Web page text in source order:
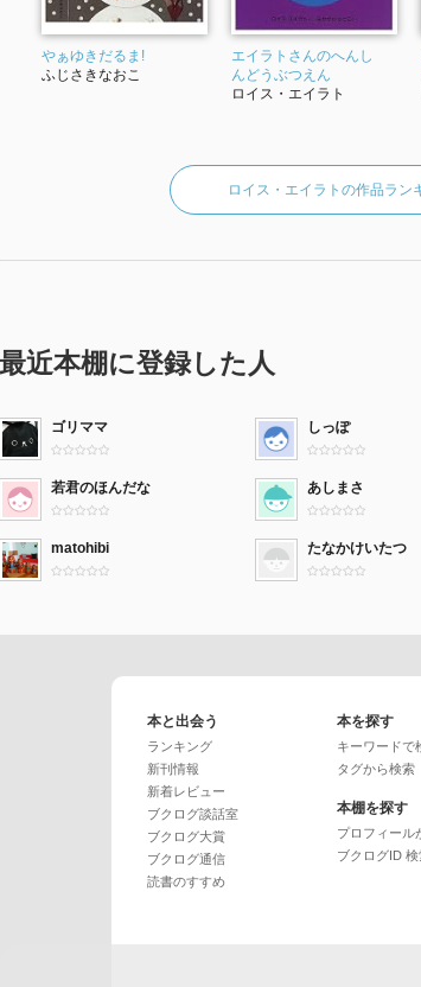
やぁゆきだるま!
ふじさきなおこ
エイラトさんのへんし
んどうぶつえん
ロイス・エイラト
ロイス・エイラトの作品ラン
最近本棚に登録した人
ゴリママ しっぽ
若君のほんだな あしまさ
matohibi たなかけいたつ
本と出会う
ランキング
新刊情報
新着レビュー
ブクログ談話室
ブクログ大賞
ブクログ通信
読書のすすめ
本を探す
キーワードで
タグから検索
本棚を探す
プロフィール
ブクログID 検